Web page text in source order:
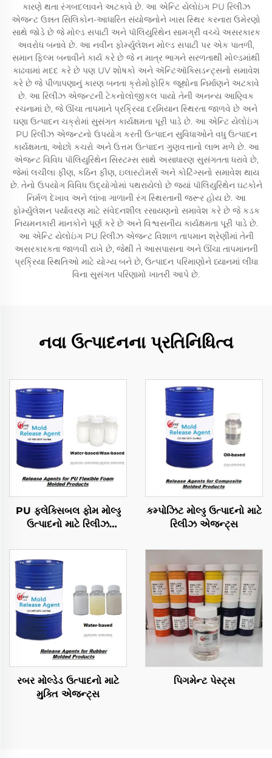
કારણે થતા રંગબદલાવને અટકાવે છે. આ એન્ટિ યેલોઇંગ PU રિલીઝ
એજન્ટ ઉન્નત સિલિકોન-આધારિત સંયોજનોને ખાસ સ્થિર કરનારા ઉમેરણો
સાથે જોડે છે જે મોલ્ડ સપાટી અને પૉલિયુરિથેન સામગ્રી વચ્ચે અસરકારક
અવરોધ બનાવે છે. આ નવીન ફોર્મ્યુલેશન મોલ્ડ સપાટી પર એક પાતળી,
સમાન ફિલ્મ બનાવીને કાર્ય કરે છે જે ન માત્ર ભાગને સરળતાથી મોલ્ડમાંથી
કાઢવામાં મદદ કરે છે પણ UV શોષકો અને ઍન્ટિઑક્સિડન્ટ્સનો સમાવેશ
કરે છે જે પીળાપણાનું કારણ બનતા ક્રોમોફોરિક જૂથોના નિર્માણને અટકાવે
છે. આ રિલીઝ એજન્ટની ટેકનોલોજીકલ પાયો તેની અનન્ય આણ્વિક
રચનામાં છે, જે ઊંચા તાપમાને પ્રક્રિયા દરમિયાન સ્થિરતા જાળવે છે અને
ઘણા ઉત્પાદન ચક્રોમાં સુસંગત કાર્યક્ષમતા પૂરી પાડે છે. આ એન્ટિ યેલોઇંગ
PU રિલીઝ એજન્ટનો ઉપયોગ કરતી ઉત્પાદન સુવિધાઓને વધુ ઉત્પાદન
કાર્યક્ષમતા, ઓછો કચરો અને ઉત્તમ ઉત્પાદન ગુણવત્તાનો લાભ મળે છે. આ
એજન્ટ વિવિધ પૉલિયુરિથેન સિસ્ટમ્સ સાથે અસાધારણ સુસંગતતા ધરાવે છે,
જેમાં લચીલા ફીણ, કઠિન ફીણ, ઇલાસ્ટોમર્સ અને કોટિંગ્સનો સમાવેશ થાય
છે. તેનો ઉપયોગ વિવિધ ઉદ્યોગોમાં પથરાયેલો છે જ્યાં પૉલિયુરિથેન ઘટકોને
નિર્મળ દેખાવ અને લાંબા ગાળાની રંગ સ્થિરતાની જરૂર હોય છે. આ
ફોર્મ્યુલેશન પર્યાવરણ માટે સંવેદનશીલ રસાયણનો સમાવેશ કરે છે જે કડક
નિયમનકારી માનકોને પૂર્ણ કરે છે અને વિશ્વસનીય કાર્યક્ષમતા પૂરી પાડે છે.
આ એન્ટિ યેલોઇંગ PU રિલીઝ એજન્ટ વિશાળ તાપમાન શ્રેણીમાં તેની
અસરકારકતા જાળવી રાખે છે, જેથી તે આસપાસના અને ઊંચા તાપમાનની
પ્રક્રિયા સ્થિતિઓ માટે યોગ્ય બને છે, ઉત્પાદન પરિમાણોને ધ્યાનમાં લીધા
વિના સુસંગત પરિણામો ખાતરી આપે છે.
નવા ઉત્પાદનના પ્રતિનિધિત્વ
PU ફ્લેક્સિબલ ફોમ મોલ્ડ્ડ
ઉત્પાદનો માટે રિલીઝ
કમ્પોઝિટ મોલ્ડ્ડ ઉત્પાદનો માટે
રિલીઝ એજન્ટ્સ
રબર મોલ્ડેડ ઉત્પાદનો માટે
મુક્તિ એજન્ટ્સ
પિગમેન્ટ પેસ્ટ્સ